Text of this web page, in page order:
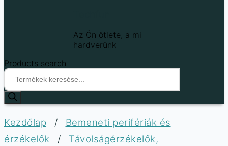
Az Ön ötlete, a mi
hardverünk
Products search
Kezdőlap /
Bemeneti perifériák és
érzékelők
/
Távolságérzékelők,